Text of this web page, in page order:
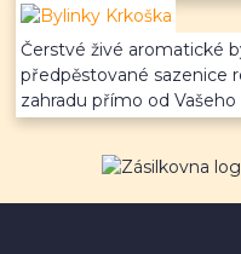
Čerstvé živé aromatické
předpěstované sazenice
zahradu přímo od